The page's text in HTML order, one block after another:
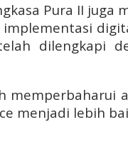
Pura II
dilengkapi
memperbaharui
menjadi lebih